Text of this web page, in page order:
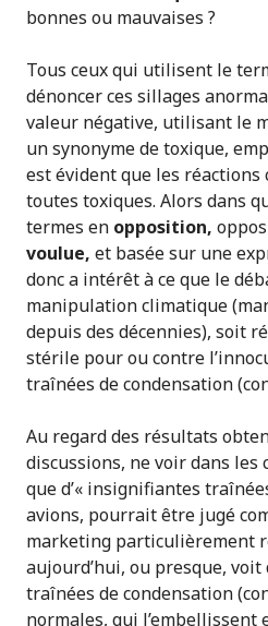
bonnes ou mauvaises ?
Tous ceux qui utilisent le
dénoncer ces sillages
valeur négative, utilisant le
un synonyme de toxique,
est évident que les réactions
toutes toxiques. Alors dans
termes en opposition,
voulue, et basée sur une
donc a intérêt à ce que le
manipulation climatique
depuis des décennies), soit
stérile pour ou contre
traînées de condensation
Au regard des résultats
discussions, ne voir dans
que d’« insignifiantes
avions, pourrait être jugé
marketing particulièrement
aujourd’hui, ou presque, voit
traînées de condensation
normales, qui l’embellissent